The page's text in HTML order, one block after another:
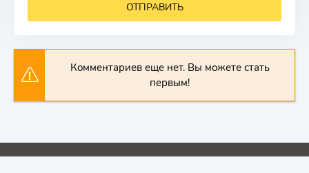
ОТПРАВИТЬ
Комментариев еще нет. Вы можете стать
первым!